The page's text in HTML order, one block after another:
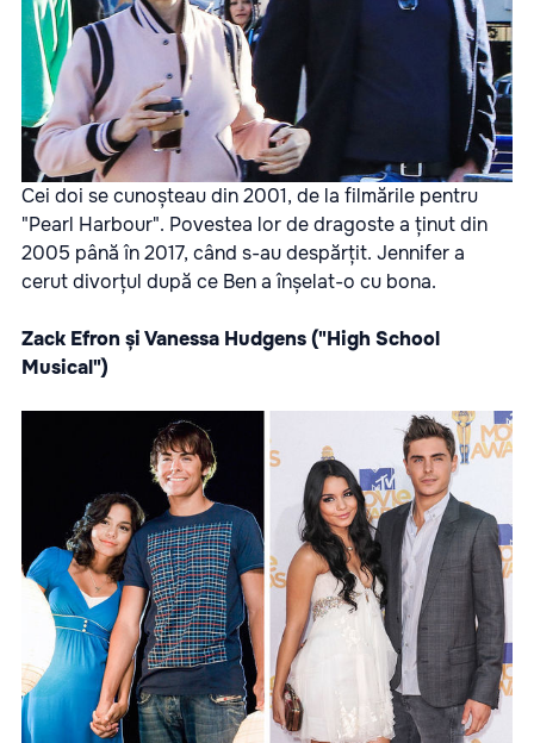
Cei doi se cunoșteau din 2001, de la filmările pentru
"Pearl Harbour". Povestea lor de dragoste a ținut din
2005 până în 2017, când s-au despărțit. Jennifer a
cerut divorțul după ce Ben a înșelat-o cu bona.
Zack Efron și Vanessa Hudgens ("High School
Musical")